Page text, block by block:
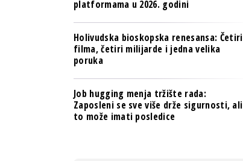
NOVO NA RAFU
platformama u 2026. godini
Holivudska bioskopska renesansa: Četiri
filma, četiri milijarde i jedna velika
poruka
Job hugging menja tržište rada:
Zaposleni se sve više drže sigurnosti, ali
to može imati posledice